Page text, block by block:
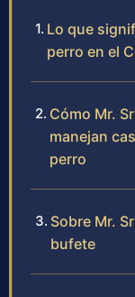
Lo que
perro en el
Cómo Mr.
manejan
perro
Sobre Mr.
bufete